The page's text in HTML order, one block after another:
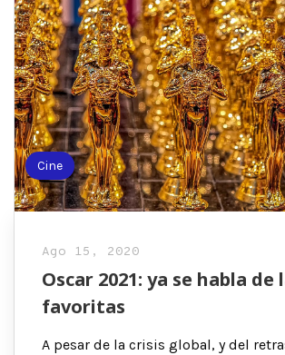
Cine
Ago 15, 2020
Oscar 2021: ya se habla de
favoritas
A pesar de la crisis global, y del